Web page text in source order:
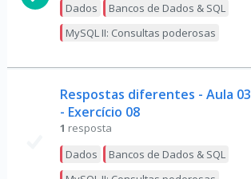
Dados
Bancos de Dados & SQL
MySQL II: Consultas poderosas
Respostas diferentes - Aula 03
- Exercício 08
1 resposta
Dados
Bancos de Dados & SQL